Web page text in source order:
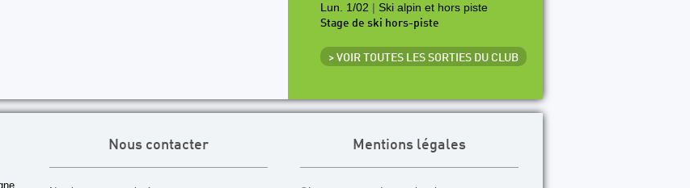
Lun. 1/02 | Ski alpin et hors piste
Stage de ski hors-piste
> VOIR TOUTES LES SORTIES DU CLUB
Nous contacter Mentions légales